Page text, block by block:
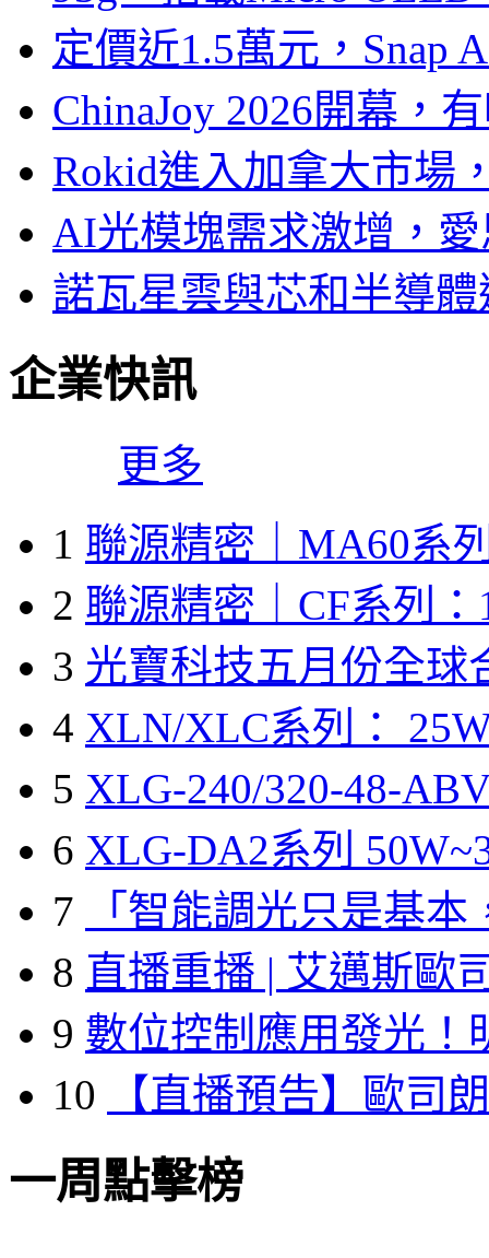
定價近1.5萬元，Snap
ChinaJoy 2026開幕，
Rokid進入加拿大市場
AI光模塊需求激增，
諾瓦星雲與芯和半導
企業快訊
更多
1 聯源精密｜MA60系
2 聯源精密｜CF系列：
3 光寶科技五月份全球
4 XLN/XLC系列：
5 XLG-240/320-48-
6 XLG-DA2系列
7
「智能調光只是基本
8 直播重播 | 艾邁斯歐
9 數位控制應用發光！
10
【直播預告】歐司
一周點擊榜